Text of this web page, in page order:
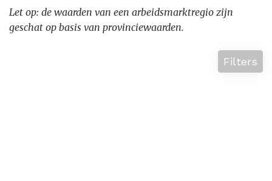
Let op: de waarden van een arbeidsmarktregio zijn
geschat op basis van provinciewaarden.
Filters